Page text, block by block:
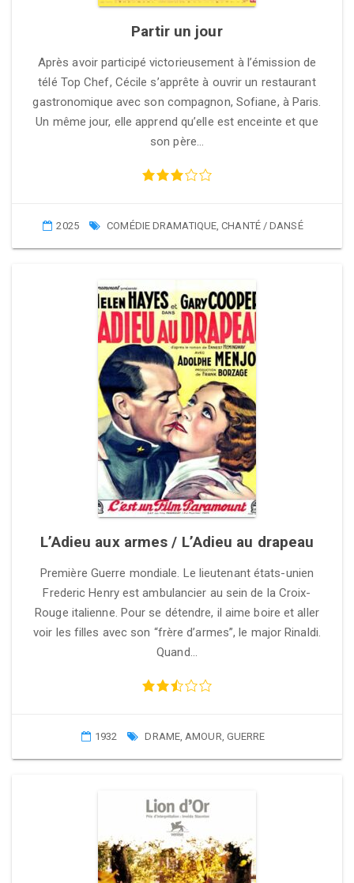
Partir un jour
Après avoir participé victorieusement à l’émission de
télé Top Chef, Cécile s’apprête à ouvrir un restaurant
gastronomique avec son compagnon, Sofiane, à Paris.
Un même jour, elle apprend qu’elle est enceinte et que
son père…
2025 COMÉDIE DRAMATIQUE,CHANTÉ / DANSÉ
L’Adieu aux armes / L’Adieu au drapeau
Première Guerre mondiale. Le lieutenant états-unien
Frederic Henry est ambulancier au sein de la Croix-
Rouge italienne. Pour se détendre, il aime boire et aller
voir les filles avec son “frère d’armes”, le major Rinaldi.
Quand…
1932 DRAME,AMOUR, GUERRE